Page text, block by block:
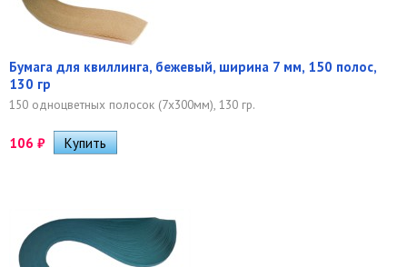
Бумага для квиллинга, бежевый, ширина 7 мм, 150 полос,
130 гр
150 одноцветных полосок (7х300мм), 130 гр.
106 ₽